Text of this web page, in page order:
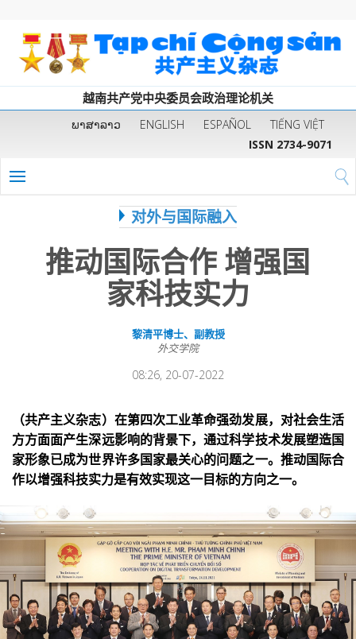
越南共产党中央委员会政治理论机关
ພາສາລາວ ENGLISH ESPAÑOL
TIẾNG VIỆT
ISSN 2734-9071
对外与国际融入
推动国际合作 增强国
家科技实力
黎清平博士、副教授
外交学院
08:26, 20-07-2022
（共产主义杂志）在第四次工业革命强劲发展，对社会生活
方方面面产生深远影响的背景下，通过科学技术发展塑造国
家形象已成为世界许多国家最关心的问题之一。推动国际合
作以增强科技实力是有效实现这一目标的方向之一。